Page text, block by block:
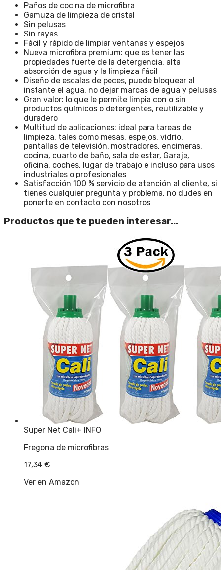
Paños de cocina de microfibra
Gamuza de limpieza de cristal
Sin pelusas
Sin rayas
Fácil y rápido de limpiar ventanas y espejos
Nueva microfibra premium: que es tener las
propiedades fuerte de la detergencia, alta
absorción de agua y la limpieza fácil
Diseño de escalas de peces, puede bloquear al
instante el agua, no dejar marcas de agua y pelusas
Gran valor: lo que le permite limpia con o sin
productos químicos o detergentes, reutilizable y
duradero
Multitud de aplicaciones: ideal para tareas de
limpieza, tales como mesas, espejos, vidrio,
pantallas de televisión, mostradores, encimeras,
cocina, cuarto de baño, sala de estar, Garaje,
oficina, coches, lugar de trabajo e incluso para usos
industriales o profesionales
Satisfacción 100 % servicio de atención al cliente, si
tienes cualquier pregunta y problema, no dudes en
ponerte en contacto con nosotros
Productos que te pueden interesar...
Super Net Cali+ INFO
Fregona de microfibras
17,34 €
Ver en Amazon